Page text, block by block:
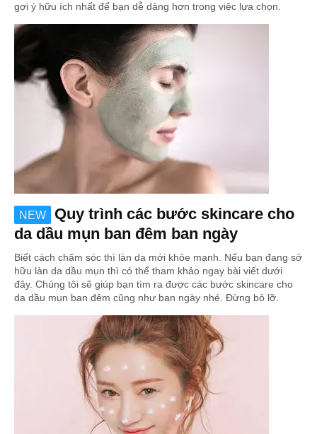
gợi ý hữu ích nhất để bạn dễ dàng hơn trong việc lựa chọn.
NEW
Quy trình các bước skincare cho
da dầu mụn ban đêm ban ngày
Biết cách chăm sóc thì làn da mới khỏe mạnh. Nếu bạn đang sở
hữu làn da dầu mụn thì có thể tham khảo ngay bài viết dưới
đây. Chúng tôi sẽ giúp bạn tìm ra được các bước skincare cho
da dầu mụn ban đêm cũng như ban ngày nhé. Đừng bỏ lỡ.